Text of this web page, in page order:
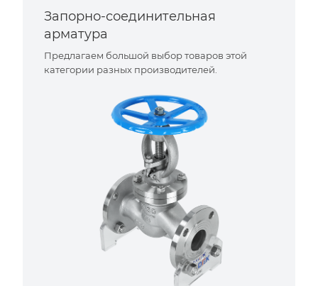
Запорно-соединительная
арматура
Предлагаем большой выбор товаров этой
категории разных производителей.